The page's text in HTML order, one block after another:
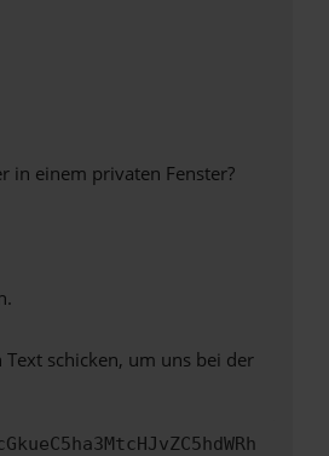
in einem privaten Fenster?
schicken, um uns bei der